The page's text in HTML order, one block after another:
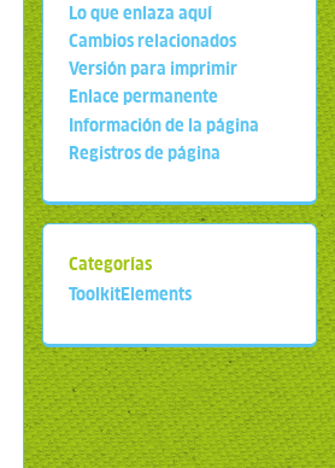
Lo que enlaza aquí
Cambios relacionados
Versión para imprimir
Enlace permanente
Información de la página
Registros de página
Categorías
ToolkitElements